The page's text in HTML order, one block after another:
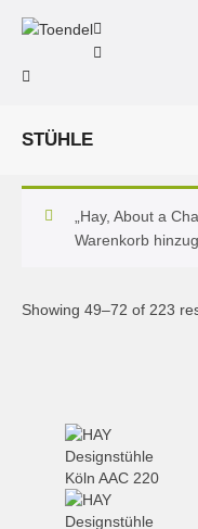
STÜHLE
„Hay, About a
Warenkorb
Showing 49–72 of 223